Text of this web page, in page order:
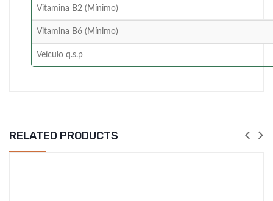
Vitamina B2 (Mínimo)
Vitamina B6 (Mínimo)
Veículo q.s.p
RELATED PRODUCTS